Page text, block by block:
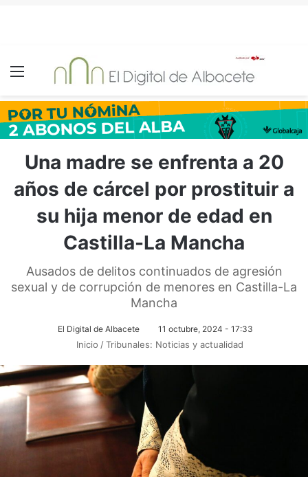
Menú
Una madre se enfrenta a 20
años de cárcel por prostituir a
su hija menor de edad en
Castilla-La Mancha
Ausados de delitos continuados de agresión
sexual y de corrupción de menores en Castilla-La
Mancha
El Digital de Albacete 11 octubre, 2024 - 17:33
Inicio /Tribunales: Noticias y actualidad